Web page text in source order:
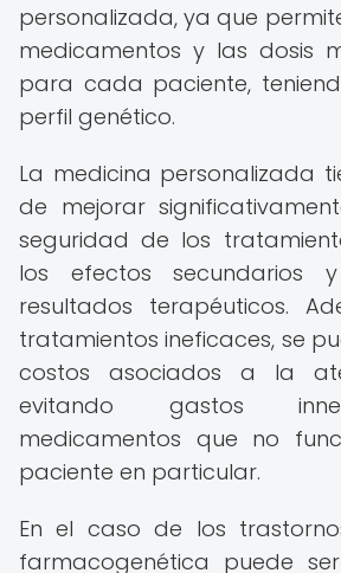
personalizada, ya que
medicamentos y las dosis
para cada paciente,
perfil genético.
La medicina personalizada
de mejorar
seguridad de los
los efectos secundarios
resultados terapéuticos.
tratamientos ineficaces, se
costos asociados a la
evitando gastos
medicamentos que no
paciente en particular.
En el caso de los
farmacogenética puede